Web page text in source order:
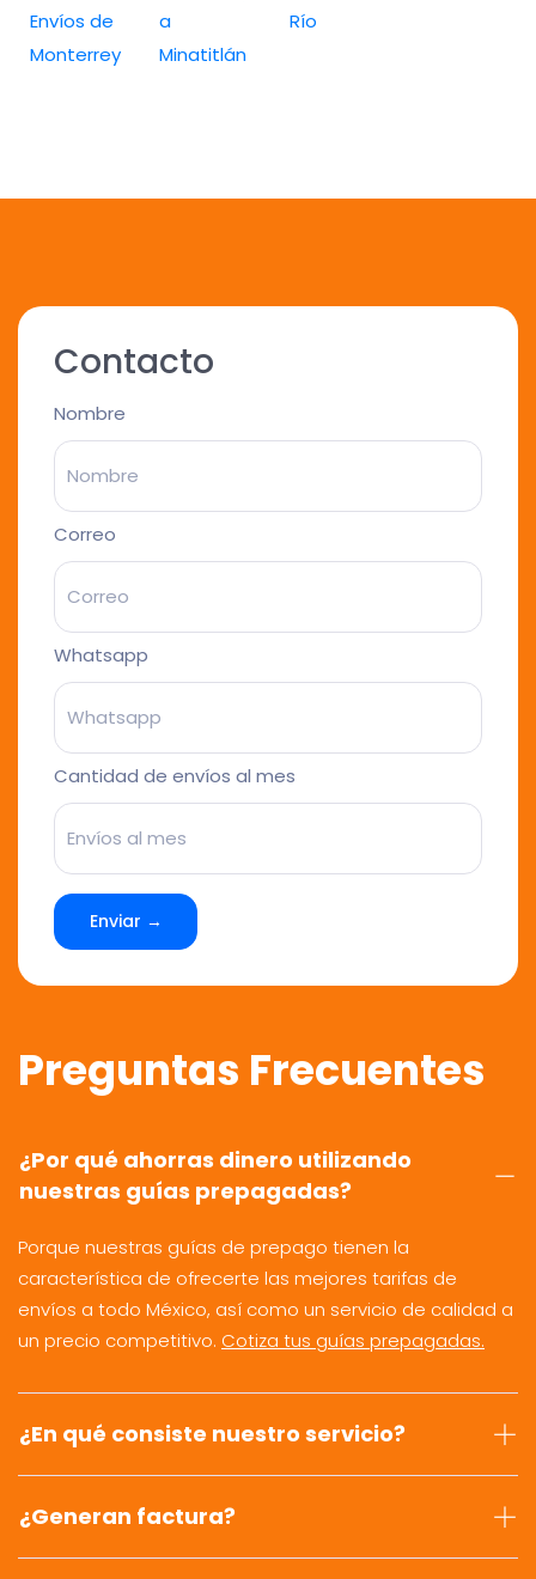
Envíos de
Monterrey
a
Minatitlán
Río
Contacto
Nombre
Correo
Whatsapp
Cantidad de envíos al mes
Enviar →
Preguntas Frecuentes
¿Por qué ahorras dinero utilizando
nuestras guías prepagadas?
Porque nuestras guías de prepago tienen la
característica de ofrecerte las mejores tarifas de
envíos a todo México, así como un servicio de calidad a
un precio competitivo. Cotiza tus guías prepagadas.
¿En qué consiste nuestro servicio?
¿Generan factura?